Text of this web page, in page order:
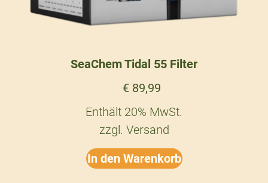
SeaChem Tidal 55 Filter
€89,99
Enthält 20% MwSt.
zzgl. Versand
In den Warenkorb